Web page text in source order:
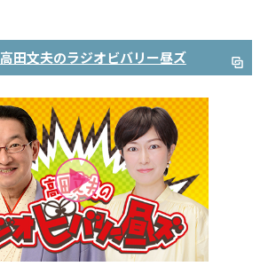
高田文夫のラジオビバリー昼ズ